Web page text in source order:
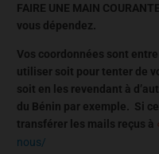
FAIRE UNE MAIN
vous dépendez.
Vos coordonnées sont
utiliser soit pour tenter de
soit en les revendant à
du Bénin par exemple. Si
transférer les mails reçus à
nous/